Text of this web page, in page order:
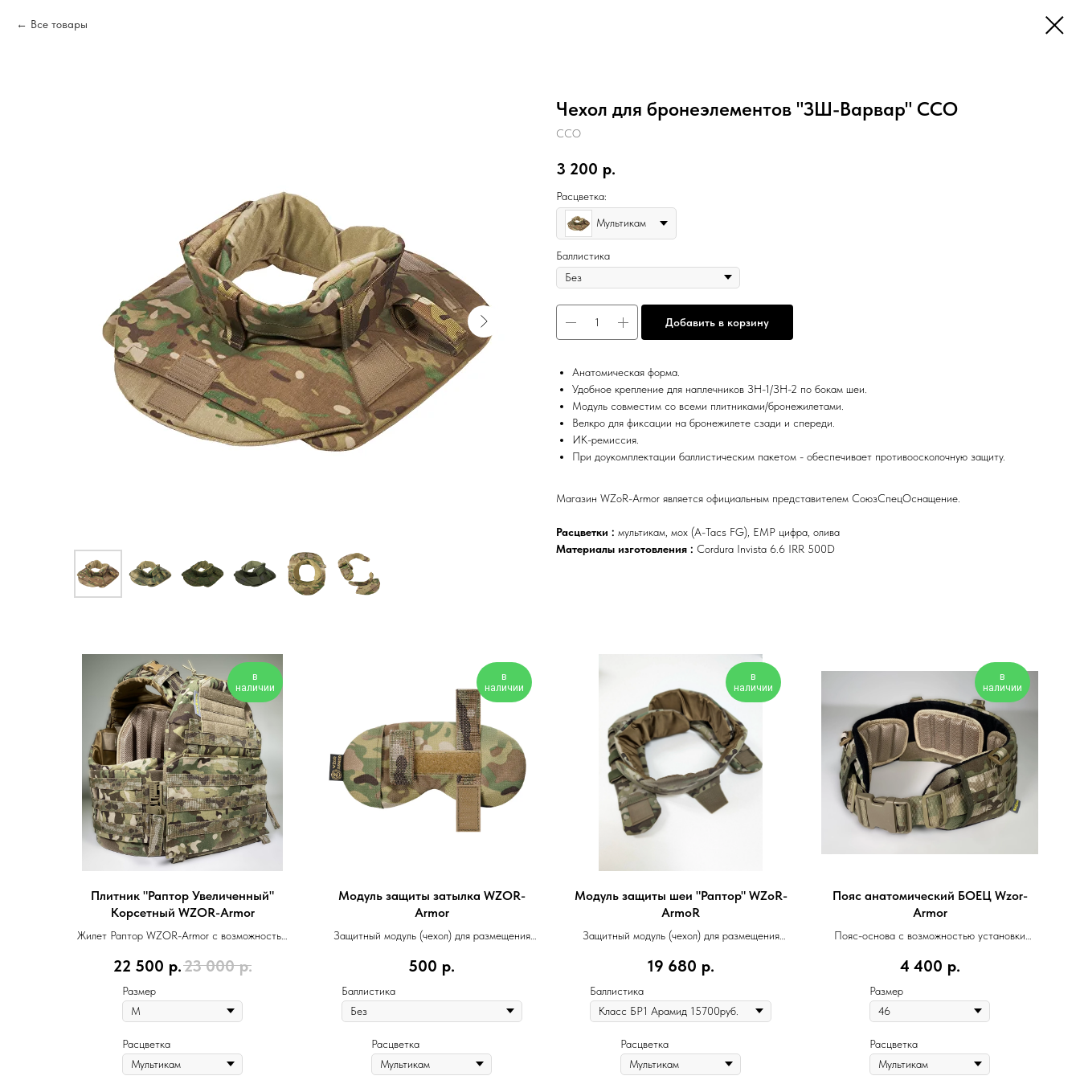
Все товары
Чехол для бронеэлементов "ЗШ-Варвар" ССО
ССО
3 200 р.
Расцветка:
Мультикам
Баллистика
Добавить в корзину
Анатомическая форма.
Удобное крепление для наплечников ЗН-1/ЗН-2 по бокам шеи.
Модуль совместим со всеми плитниками/бронежилетами.
Велкро для фиксации на бронежилете сзади и спереди.
ИК-ремиссия.
При доукомплектации баллистическим пакетом - обеспечивает противоосколочную защиту.
Магазин WZoR-Armor является официальным представителем СоюзСпецОснащение.
Расцветки : мультикам, мох (A-Tacs FG), ЕМР цифра, олива
Материалы изготовления : Cordura Invista 6.6 IRR 500D
в
наличии
Плитник "Раптор Увеличенный"
Корсетный WZOR-Armor
Жилет Раптор WZOR-Armor с возможностью
22 500 р.23 000 р.
Размер
Расцветка
в
наличии
Модуль защиты затылка WZOR-
Armor
Защитный модуль (чехол) для размещения
500 р.
Баллистика
Расцветка
в
наличии
Модуль защиты шеи "Раптор" WZoR-
ArmoR
Защитный модуль (чехол) для размещения
19 680 р.
Баллистика
Расцветка
в
наличии
Пояс анатомический БОЕЦ Wzor-
Armor
Пояс-основа c возможностью установки
4 400 р.
Размер
Расцветка